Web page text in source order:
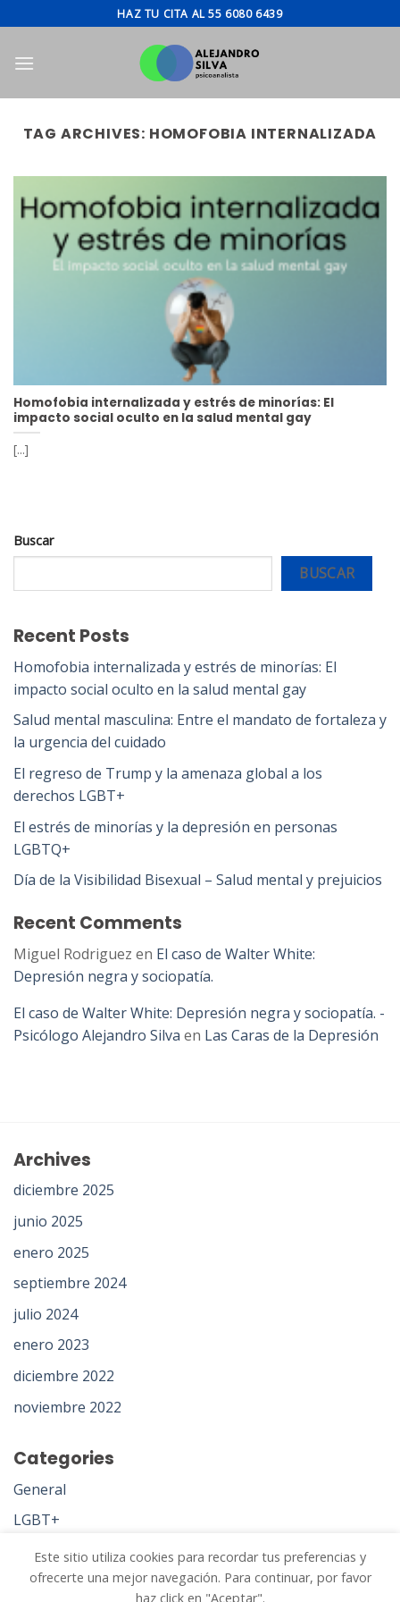
to
content
HAZ TU CITA AL 55 6080 6439
TAG ARCHIVES: HOMOFOBIA INTERNALIZADA
Homofobia internalizada y estrés de minorías: El
impacto social oculto en la salud mental gay
[...]
Buscar
BUSCAR
Recent Posts
Homofobia internalizada y estrés de minorías: El
impacto social oculto en la salud mental gay
Salud mental masculina: Entre el mandato de fortaleza y
la urgencia del cuidado
El regreso de Trump y la amenaza global a los
derechos LGBT+
El estrés de minorías y la depresión en personas
LGBTQ+
Día de la Visibilidad Bisexual – Salud mental y prejuicios
Recent Comments
Miguel Rodriguez en El caso de Walter White:
Depresión negra y sociopatía.
El caso de Walter White: Depresión negra y sociopatía. -
Psicólogo Alejandro Silva en Las Caras de la Depresión
Archives
diciembre 2025
junio 2025
enero 2025
septiembre 2024
julio 2024
enero 2023
diciembre 2022
noviembre 2022
Categories
General
LGBT+
Psicoanálisis
Uncategorized
Este sitio utiliza cookies para recordar tus preferencias y
ofrecerte una mejor navegación. Para continuar, por favor
haz click en "Aceptar".